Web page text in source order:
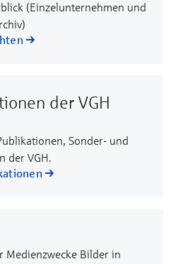
(Einzelunternehmen und
der VGH
Sonder- und
der VGH.
Medienzwecke Bilder in